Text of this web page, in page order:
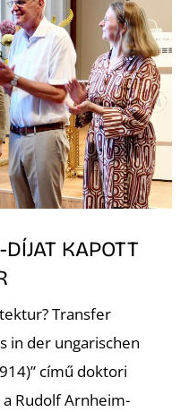
KAPOTT
Transfer
in der ungarischen
című doktori
Rudolf Arnheim-